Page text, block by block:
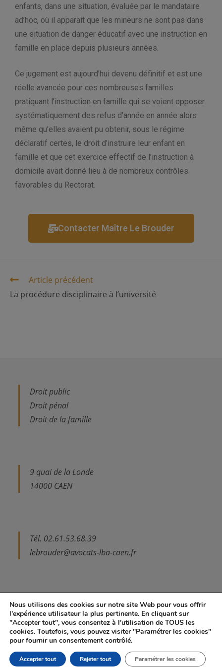
enfants, dans une situation, évaluée par le mandataire
ad’hoc, où il apparait que les mineurs ne sont pas dans
une situation de danger éducatif avec une instruction en
famille en place depuis plusieurs années.
Ce jugement est aujourd’hui devenu définitif et est une
réelle avancée pour ces nombreuses familles
pratiquant l’instruction en famille qui se voient opposer
systématiquement des refus d’année en année alors
même qu’elles avaient pu obtenir, sous le régime
déclaratif certes, le droit d’instruire leur enfant en
famille et que cet exercice effectif de l’instruction à
domicile avait donné lieu à de nombreux contrôles
favorables du Rectorat.
Contacter Maître Le Brouder
Article précédent
La procédure disciplinaire à l’université
Droit public
Droit pénal
Droit de la famille
9 quai de la Londe
14000 CAEN
Tél. 02.61.53.68.39
lebrouder@avocats-lba-caen.fr
Mentions légales et Politique de confidentialité Contact
Nous utilisons des cookies sur notre site Web pour vous offrir
l'expérience utilisateur la plus pertinente. En cliquant sur
"Accepter tout", vous consentez à l'utilisation de TOUS les
cookies. Toutefois, vous pouvez visiter "Paramétrer les cookies"
pour fournir un consentement contrôlé.
Accepter tout Rejeter tout Paramétrer les cookies